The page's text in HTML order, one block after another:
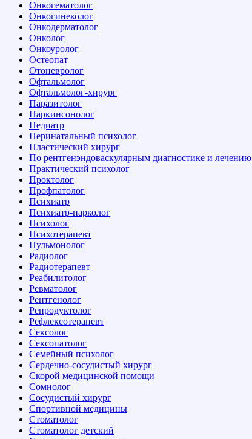
Онкогематолог
Онкогинеколог
Онкодерматолог
Онколог
Онкоуролог
Остеопат
Отоневролог
Офтальмолог
Офтальмолог-хирург
Паразитолог
Паркинсонолог
Педиатр
Перинатальный психолог
Пластический хирург
По рентгенэндоваскулярным диагностике и лечению
Практический психолог
Проктолог
Профпатолог
Психиатр
Психиатр-нарколог
Психолог
Психотерапевт
Пульмонолог
Радиолог
Радиотерапевт
Реабилитолог
Ревматолог
Рентгенолог
Репродуктолог
Рефлексотерапевт
Сексолог
Сексопатолог
Семейный психолог
Сердечно-сосудистый хирург
Скорой медицинской помощи
Сомнолог
Сосудистый хирург
Спортивной медицины
Стоматолог
Стоматолог детский